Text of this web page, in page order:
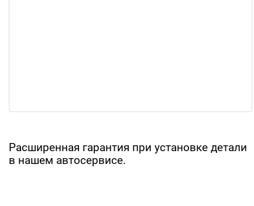
Расширенная гарантия при установке детали
в нашем автосервисе.